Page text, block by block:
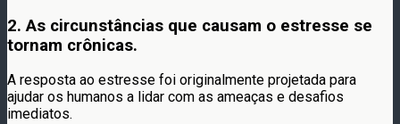
2. As circunstâncias que causam o estresse se
tornam crônicas.
A resposta ao estresse foi originalmente projetada para
ajudar os humanos a lidar com as ameaças e desafios
imediatos.